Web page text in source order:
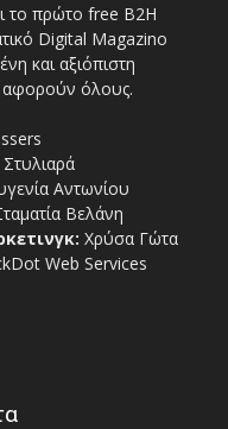
το πρώτο free Β2Η
Digital Magazino
και αξιόπιστη
όλους.
Αντωνίου
Βελάνη
Χρύσα Γώτα
Web Services